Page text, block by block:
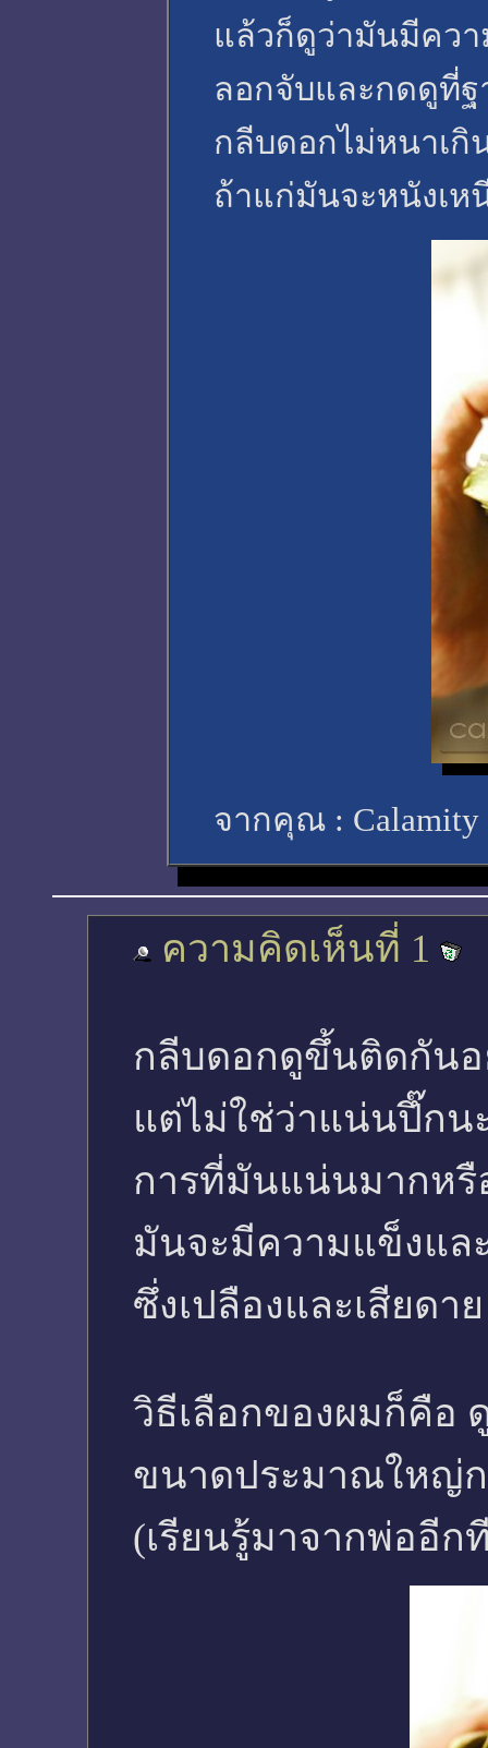
แล้วก็ดูว่ามันมีคว
ลอกจับและกดดูที่ฐ
กลีบดอกไม่หนาเกิ
ถ้าแก่มันจะหนังเ
จากคุณ : Calamity
ความคิดเห็นที่ 1
กลีบดอกดูขึ้นติดกันอ
แต่ไม่ใช่ว่าแน่นปึ๊กน
การที่มันแน่นมากห
มันจะมีความแข็งแล
ซึ่งเปลืองและเสียดา
วิธีเลือกของผมก็คือ
ขนาดประมาณใหญ่
(เรียนรู้มาจากพ่ออี